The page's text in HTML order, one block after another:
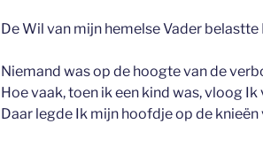
De Wil van mijn hemelse Vader
Niemand was op de hoogte van de
Hoe vaak, toen ik een kind was, vloog
Daar legde Ik mijn hoofdje op de knieën